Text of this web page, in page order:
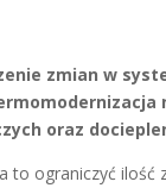
zmian w
oraz
ograniczyć ilość